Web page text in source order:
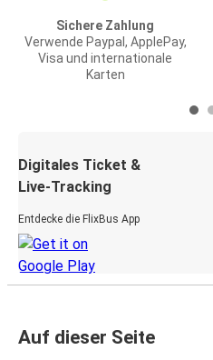
Sichere Zahlung
Verwende Paypal, ApplePay,
Visa und internationale
Karten
Digitales Ticket &
Live-Tracking
Entdecke die FlixBus App
Auf dieser Seite